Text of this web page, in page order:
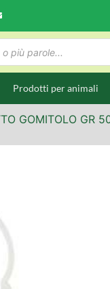
Prodotti per animali
GOMITOLO GR